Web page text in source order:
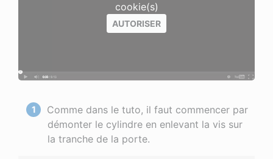
cookie(s)
AUTORISER
Comme dans le tuto, il faut commencer par
démonter le cylindre en enlevant la vis sur
la tranche de la porte.